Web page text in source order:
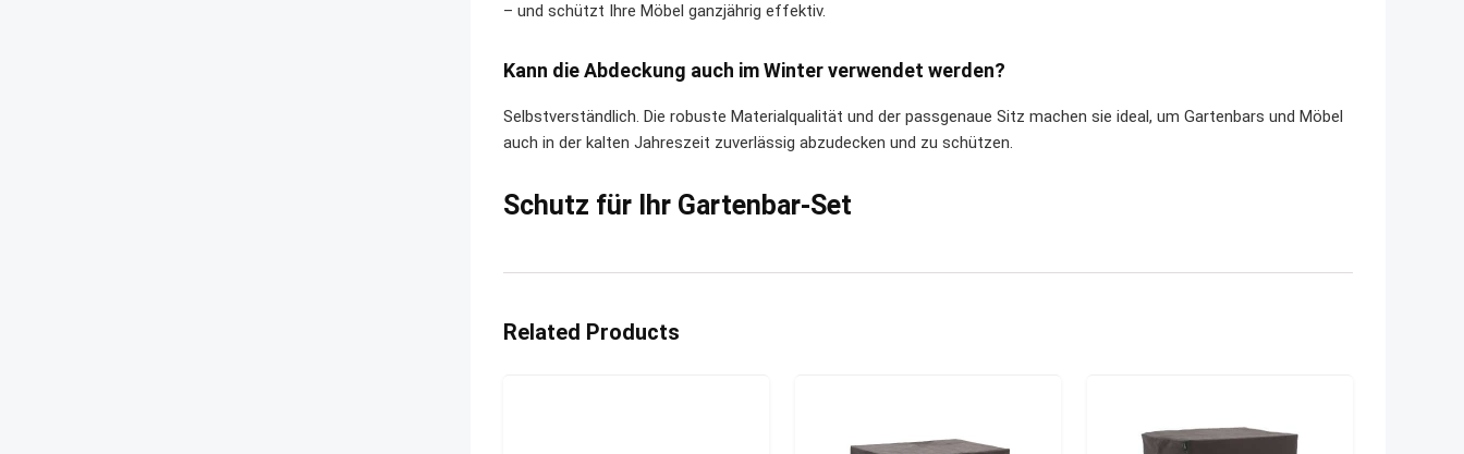
– und schützt Ihre Möbel ganzjährig effektiv.
Kann die Abdeckung auch im Winter verwendet werden?
Selbstverständlich. Die robuste Materialqualität und der passgenaue Sitz machen sie ideal, um Gartenbars und Möbel
auch in der kalten Jahreszeit zuverlässig abzudecken und zu schützen.
Schutz für Ihr Gartenbar-Set
Related Products